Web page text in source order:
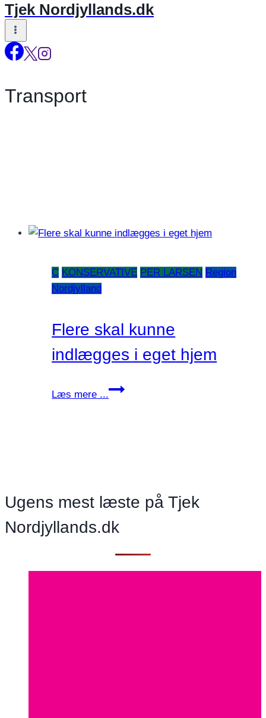
Tjek Nordjyllands.dk
Transport
C KONSERVATIVE PER LARSEN Region
Nordjylland
Flere skal kunne
indlægges i eget hjem
Læs mere ...
Flere
Ugens mest læste på Tjek
Nordjyllands.dk